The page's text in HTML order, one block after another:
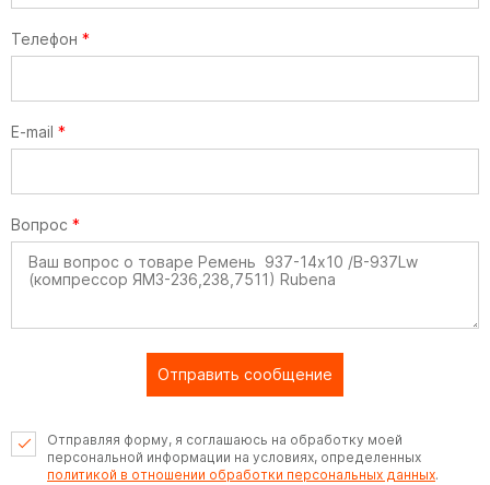
Телефон *
E-mail *
Вопрос *
Отправить сообщение
Отправляя форму, я соглашаюсь на обработку моей
персональной информации на условиях, определенных
политикой в отношении обработки персональных данных.